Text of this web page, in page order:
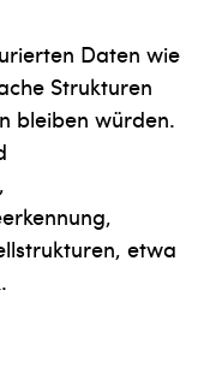
Daten wie
Strukturen
bleiben würden.
etwa